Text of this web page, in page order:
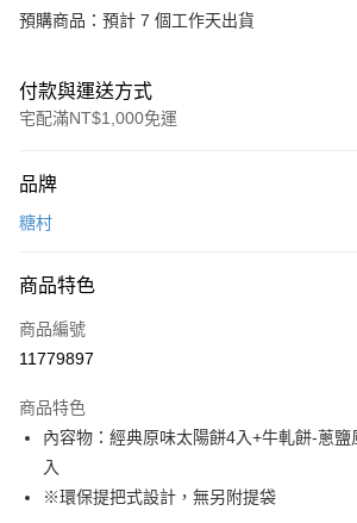
預購商品：預計 7 個工作天出貨
付款與運送方式
宅配滿NT$1,000免運
信用卡一次付款
Apple Pay
街口支付
Google Pay
全盈+PAY
大哥付你分期
品牌
糖村
商品特色
商品編號
11779897
商品特色
內容物：經典原味太陽餅4入+牛軋餅-蔥
入
※環保提把式設計，無另附提袋